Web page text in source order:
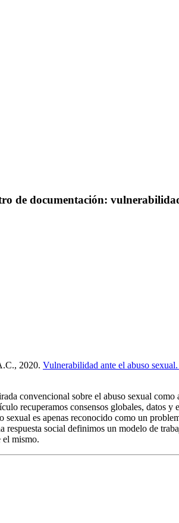
de documentación:
2020. Vulnerabilidad ante el abuso
convencional sobre el abuso sexual
recuperamos consensos globales, datos
sexual es apenas reconocido como un
respuesta social definimos un modelo de
el mismo.